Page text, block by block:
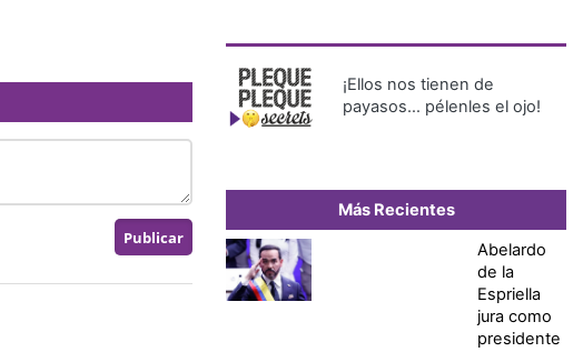
¡Ellos nos tienen de
payasos… pélenles el ojo!
Más Recientes
Abelardo
de la
Espriella
jura como
presidente